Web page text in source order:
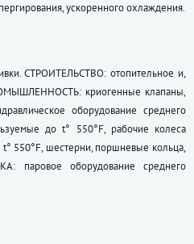
ускоренного охлаждения.
СТРОИТЕЛЬСТВО: отопительное и,
криогенные клапаны,
оборудование среднего
до t° 550°F, рабочие колеса
550°F, шестерни, поршневые кольца,
паровое оборудование среднего